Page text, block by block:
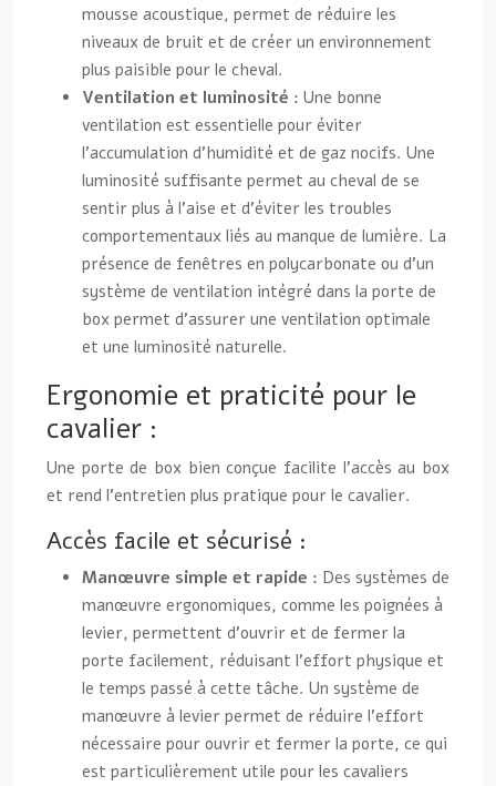
mousse acoustique, permet de réduire les
niveaux de bruit et de créer un environnement
plus paisible pour le cheval.
Ventilation et luminosité : Une bonne
ventilation est essentielle pour éviter
l’accumulation d’humidité et de gaz nocifs. Une
luminosité suffisante permet au cheval de se
sentir plus à l’aise et d’éviter les troubles
comportementaux liés au manque de lumière. La
présence de fenêtres en polycarbonate ou d’un
système de ventilation intégré dans la porte de
box permet d’assurer une ventilation optimale
et une luminosité naturelle.
Ergonomie et praticité pour le
cavalier :
Une porte de box bien conçue facilite l’accès au box
et rend l’entretien plus pratique pour le cavalier.
Accès facile et sécurisé :
Manœuvre simple et rapide : Des systèmes de
manœuvre ergonomiques, comme les poignées à
levier, permettent d’ouvrir et de fermer la
porte facilement, réduisant l’effort physique et
le temps passé à cette tâche. Un système de
manœuvre à levier permet de réduire l’effort
nécessaire pour ouvrir et fermer la porte, ce qui
est particulièrement utile pour les cavaliers